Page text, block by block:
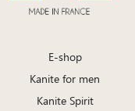
E-shop
Kanite for men
Kanite Spirit